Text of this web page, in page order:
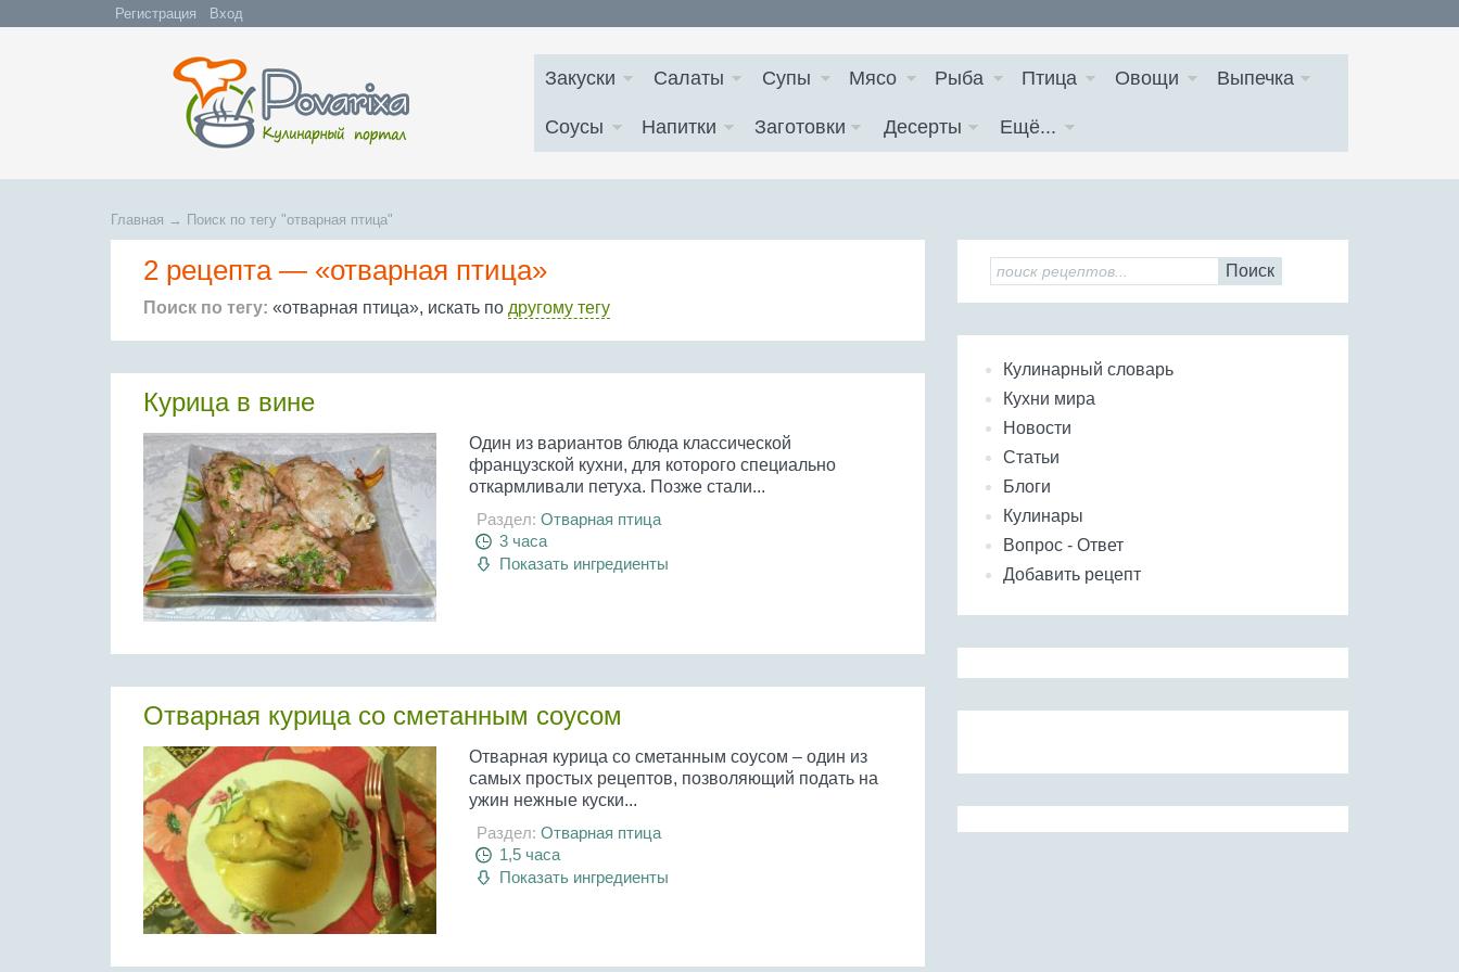
Регистрация Вход
Закуски Салаты Супы Мясо Рыба Птица Овощи Выпечка
Соусы Напитки Заготовки Десерты Ещё...
Главная → Поиск по тегу "отварная птица"
2 рецепта — «отварная птица»
Поиск по тегу: «отварная птица», искать по другому тегу
Курица в вине
Один из вариантов блюда классической
французской кухни, для которого специально
откармливали петуха. Позже стали...
Раздел: Отварная птица
3 часа
Показать ингредиенты
Отварная курица со сметанным соусом
Отварная курица со сметанным соусом – один из
самых простых рецептов, позволяющий подать на
ужин нежные куски...
Раздел: Отварная птица
1,5 часа
Показать ингредиенты
Поиск
Кулинарный словарь
Кухни мира
Новости
Статьи
Блоги
Кулинары
Вопрос - Ответ
Добавить рецепт